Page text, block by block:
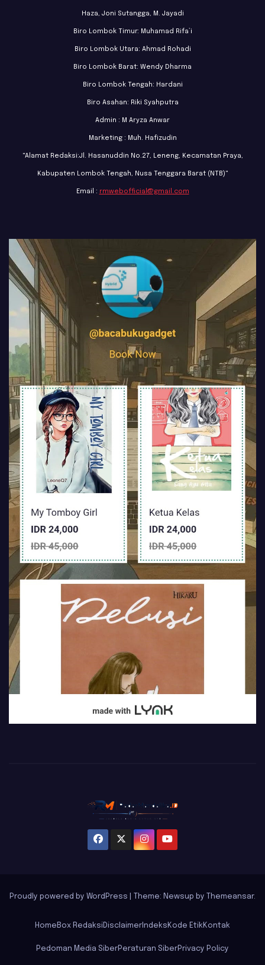
Haza, Joni Sutangga, M. Jayadi
Biro Lombok Timur: Muhamad Rifa’i
Biro Lombok Utara: Ahmad Rohadi
Biro Lombok Barat: Wendy Dharma
Biro Lombok Tengah: Hardani
Biro Asahan: Riki Syahputra
Admin : M Aryza Anwar
Marketing : Muh. Hafizudin
"Alamat Redaksi:Jl. Hasanuddin No.27, Leneng, Kecamatan Praya,
Kabupaten Lombok Tengah, Nusa Tenggara Barat (NTB)"
Email : rmwebofficial@gmail.com
Proudly powered by WordPress Theme: Newsup by Themeansar.
Home Box Redaksi Disclaimer Indeks Kode Etik Kontak
Pedoman Media SiberPeraturan SiberPrivacy Policy